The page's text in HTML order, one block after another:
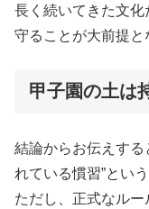
長く続いてきた文
守ることが大前提と
甲子園の土は
結論からお伝えする
れている慣習”とい
ただし、正式なル